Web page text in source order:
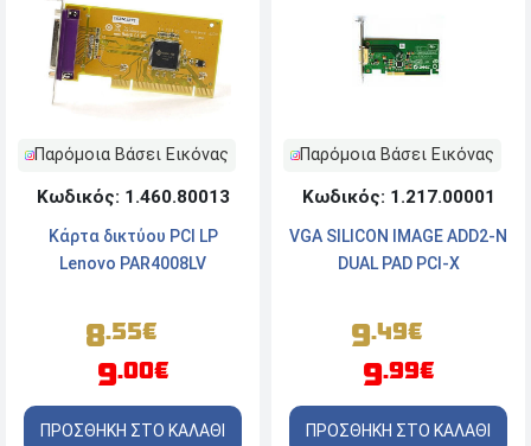
Παρόμοια Βάσει Εικόνας
Κωδικός: 1.460.80013
Κάρτα δικτύου PCI LP
Lenovo PAR4008LV
8.55€
9.00€
ΠΡΟΣΘΗΚΗ ΣΤΟ ΚΑΛΑΘΙ
Παρόμοια Βάσει Εικόνας
Κωδικός: 1.217.00001
VGA SILICON IMAGE ADD2-N
DUAL PAD PCI-X
9.49€
9.99€
ΠΡΟΣΘΗΚΗ ΣΤΟ ΚΑΛΑΘΙ